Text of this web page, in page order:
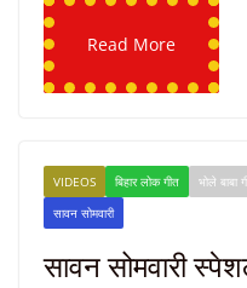
Read More
VIDEOS बिहार लोक गीत भोले बाबा
सावन सोमवारी
सावन सोमवारी